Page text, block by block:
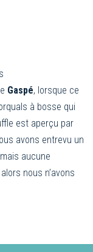
Gaspé, lorsque ce
à bosse qui
est aperçu par
avons entrevu un
aucune
nous n’avons